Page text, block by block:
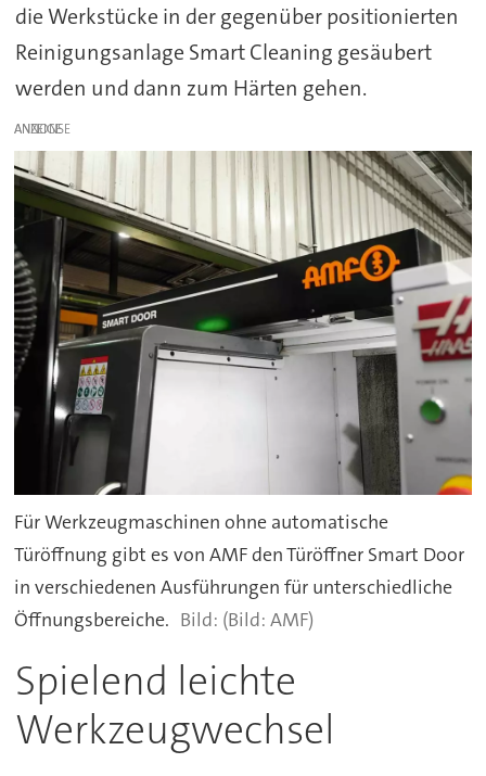
die Werkstücke in der gegenüber positionierten
Reinigungsanlage Smart Cleaning gesäubert
werden und dann zum Härten gehen.
ANZEIGE
Für Werkzeugmaschinen ohne automatische
Türöffnung gibt es von AMF den Türöffner Smart Door
in verschiedenen Ausführungen für unterschiedliche
Öffnungsbereiche.
(Bild: AMF)
Spielend leichte
Werkzeugwechsel